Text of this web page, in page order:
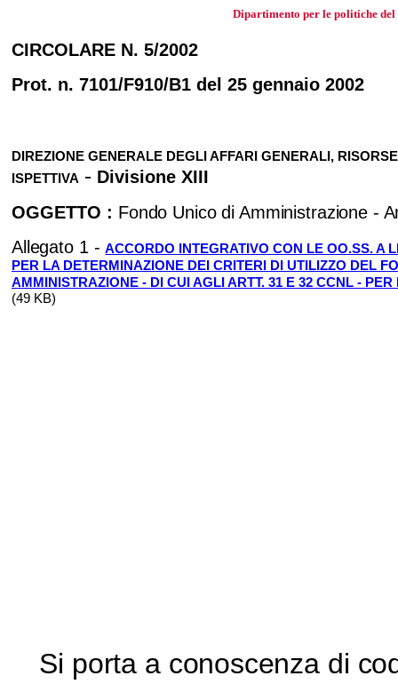
Dipartimento per le politiche
CIRCOLARE N. 5/2002
Prot. n. 7101/F910/B1 del 25 gennaio 2002
DIREZIONE GENERALE DEGLI AFFARI GENERALI,
ISPETTIVA - Divisione XIII
OGGETTO : Fondo Unico di Amministrazione -
Allegato 1 -ACCORDO INTEGRATIVO CON LE OO.SS. A
PER LA DETERMINAZIONE DEI CRITERI DI UTILIZZO DEL
AMMINISTRAZIONE - DI CUI AGLI ARTT. 31 E 32 CCNL -
(49 KB)
Si porta a conoscenza di